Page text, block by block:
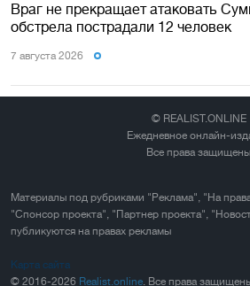
Враг не прекращает атаковать
обстрела пострадали 12 человек
7 августа 2026
© REALIST.ONLINE
Ежедневное онлайн-
Все права защищены
Материалы под рубриками "Реклама", "На
"Спонсор проекта", "Партнер проекта",
публикуются на правах рекламы
Карта сайта
© 2016-2026 Realist.online. Все права